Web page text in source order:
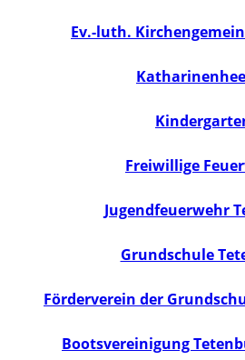
Ev.-luth.
Freiwillige
Jugendfeuerwehr
Grundschule
Förderverein der
Bootsvereinigung